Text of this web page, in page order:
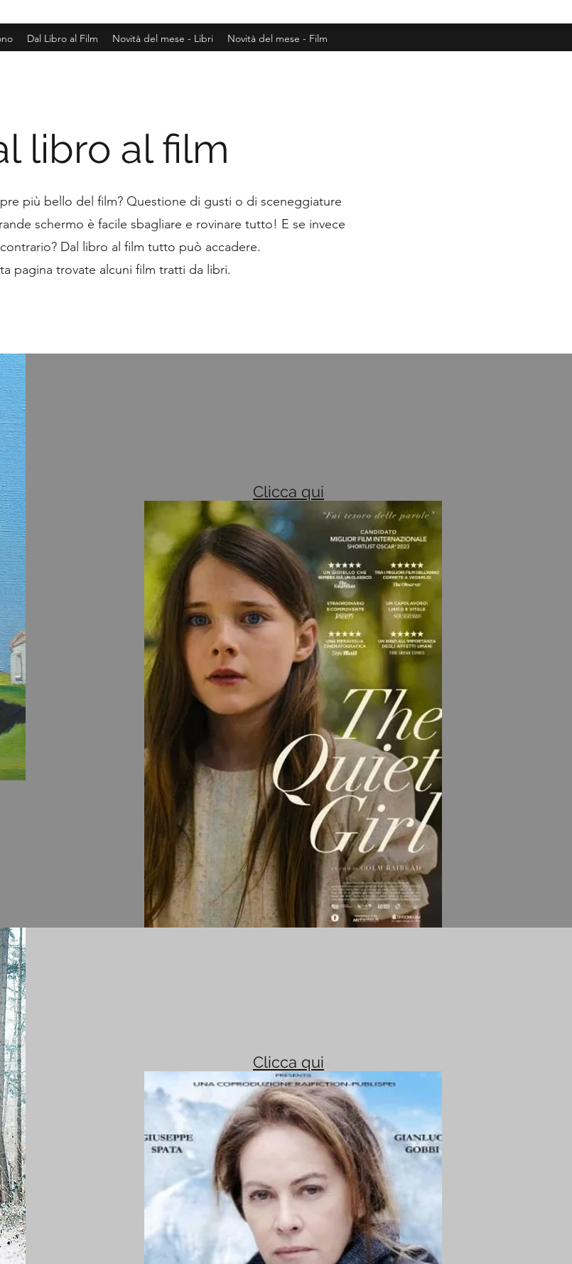
Novità del mese - Film
Novità del mese - Libri
Dal Libro al Film
libro al film
più bello del film? Questione di gusti o di sceneggiature
schermo è facile sbagliare e rovinare tutto! E se invece
Dal libro al film tutto può accadere.
pagina trovate alcuni film tratti da libri.
Clicca qui
Clicca qui